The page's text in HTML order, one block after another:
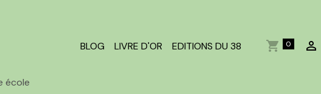
BLOG LIVRE D'OR EDITIONS DU 38 0
école